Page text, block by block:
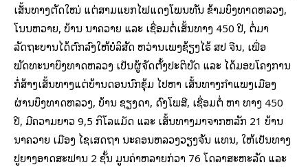
ເສັ້ນທາງ​ຕັດ​ໃໝ່ ​ແຕ່​ສາມ​ແຍກ​ໄຟ​ແດງ​ໂພນ​ທັນ ຂ້າມ​ບຶງ​ທາດຫລວງ, ​
ໂນນ​ຫວາຍ, ບ້ານ ນາ​ຄວາຍ ​ແລະ ​ເຊື່ອມ​ຕໍ່​ເສັ້ນທາງ 450 ​ປີ, ຕໍ່ມາ
ລັດຖະບານ​ໄດ້​ຕົກລົງ​ໃຫ້​ບໍລິສັດ ຫວ່ານ​ເພີງ​ຊ້ຽງ​ໄຮ້ ສປ ຈີນ, ​ເພື່ອ​
ພັດທະນາ​ບຶງ​ທາດຫລວງ ​ເປັນ​ຜູ້​ຈັດ​ຕັ້ງ​ປະຕິບັດ ​ແລະ ​ໄດ້​ມອບ​ໂຄງການ​
ກໍ່ສ້າງ​ເສັ້ນທາງ​ແຕ່​ບ້ານ​ດອນ​ນົກ​ຂຸ້ມ ​ໄປ​ຫາ ​ເສັ້ນທາງ​ກຳ​ແພງ​ເມືອງ
ຜ່ານ​ບຶງ​ທາດຫລວງ, ບ້ານ ຊຽງດາ, ດົງ​ໂພ​ສີ, ​ເຊື່ອມ​ຕໍ່ ຫາ ທາງ 450
ປີ, ມີ​ຄວາມ​ຍາວ 9,5 ກິ​ໂລ​ແມັດ ​ແລະ ​ເສັ້ນທາງ​ມາ​ຈາກ​ຫລັກ 21 ບ້ານ
ນາ​ຄວາຍ ​ເມືອງ ​ໄຊ​ເສດ​ຖາ ນະຄອນຫລວງ​ວຽງຈັນ ​ແທນ, ​ໃຫ້​ເປັນ​ທາງ​
ປູ​ຍາງ​ອາດສະ​ຟານ 2 ຊັ້ນ ມູນ​ຄ່າຫລາຍ​ກ່ວາ 76 ​ໂດລາ​ສະຫະລັດ ​ແລະ